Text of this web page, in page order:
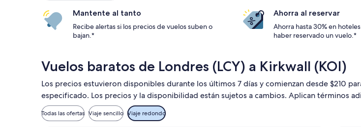
Mantente al tanto
Recibe alertas si los precios de vuelos suben o
bajan.*
Ahorra al reservar
Ahorra hasta 30% en
haber reservado un vuelo.*
Vuelos baratos de Londres (LCY) a Kirkwall (KOI)
Los precios estuvieron disponibles durante los últimos 7 días y comienzan desde $210
especificado. Los precios y la disponibilidad están sujetos a cambios. Aplican términos
Todas las ofertas Viaje sencillo Viaje redondo